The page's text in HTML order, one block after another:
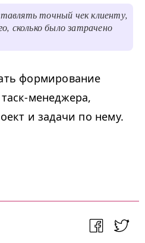
точный чек клиенту,
сколько было затрачено
формирование
менеджера,
и задачи по нему.